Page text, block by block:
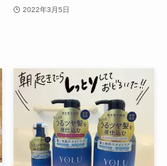
2022年3月5日